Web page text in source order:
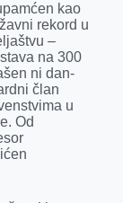
kao
rekord u
–
na 300
ni dan-
član
u
Od